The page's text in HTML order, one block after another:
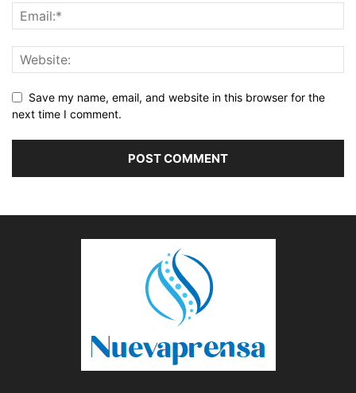
Save my name, email, and website in this browser for the
next time I comment.